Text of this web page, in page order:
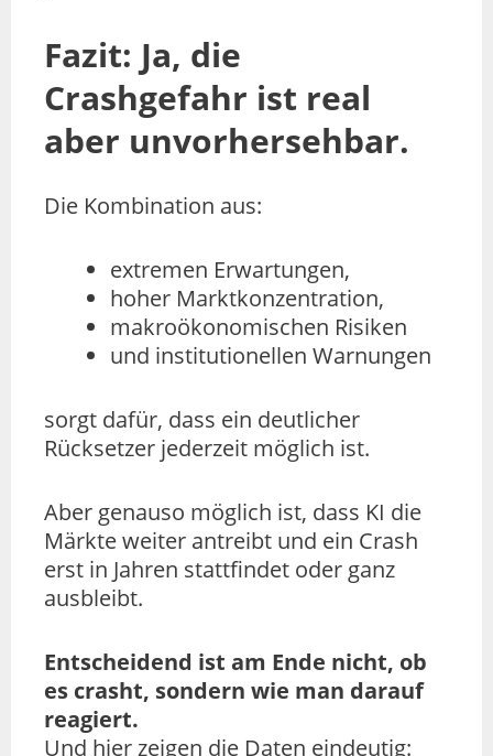
Fazit: Ja, die
Crashgefahr ist real
aber unvorhersehbar.
Die Kombination aus:
extremen Erwartungen,
hoher Marktkonzentration,
makroökonomischen Risiken
und institutionellen Warnungen
sorgt dafür, dass ein deutlicher
Rücksetzer jederzeit möglich ist.
Aber genauso möglich ist, dass KI die
Märkte weiter antreibt und ein Crash
erst in Jahren stattfindet oder ganz
ausbleibt.
Entscheidend ist am Ende nicht, ob
es crasht, sondern wie man darauf
reagiert.
Und hier zeigen die Daten eindeutig: